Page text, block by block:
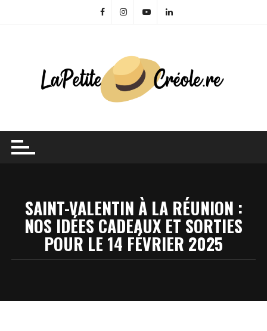
SAINT-VALENTIN À LA RÉUNION :
NOS IDÉES CADEAUX ET SORTIES
POUR LE 14 FÉVRIER 2025